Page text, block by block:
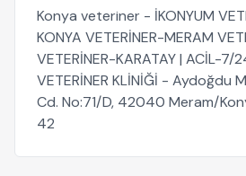
Konya veteriner - İKONYUM
KONYA VETERİNER-MERAM
VETERİNER-KARATAY | ACİL-7/
VETERİNER KLİNİĞİ - Aydoğdu
Cd. No:71/D, 42040 Meram/
42